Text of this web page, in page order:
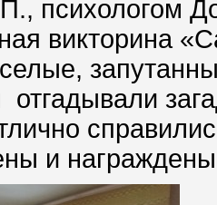
психологом
викторина
отгадывали
и